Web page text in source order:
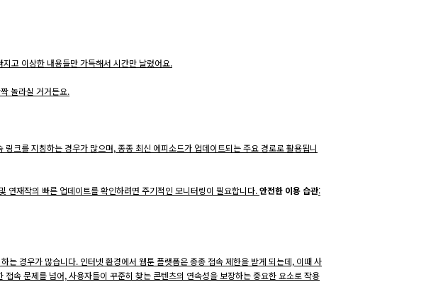
고 이상한 내용들만 가득해서 시간만 날렸어요.
놀라실 거거든요.
크를 지칭하는 경우가 많으며, 종종 최신 에피소드가 업데이트되는 주요 경로로 활용됩니
연재작의 빠른 업데이트를 확인하려면 주기적인 모니터링이 필요합니다.안전한 이용 습관:
경우가 많습니다. 인터넷 환경에서 웹툰 플랫폼은 종종 접속 제한을 받게 되는데, 이때 사
속 문제를 넘어, 사용자들이 꾸준히 찾는 콘텐츠의 연속성을 보장하는 중요한 요소로 작용